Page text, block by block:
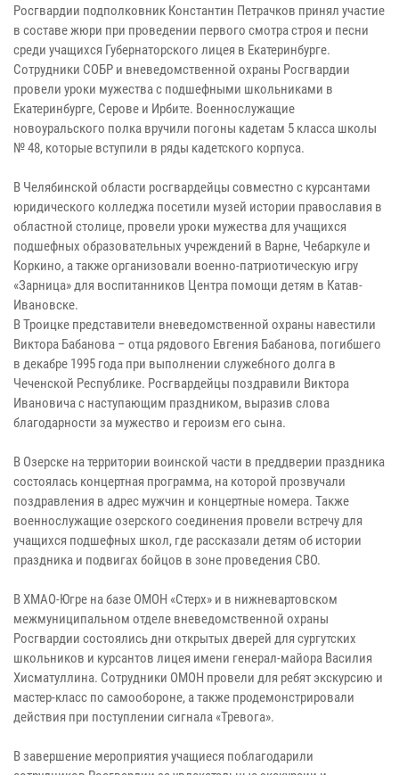
Росгвардии подполковник Константин Петрачков принял участие
в составе жюри при проведении первого смотра строя и песни
среди учащихся Губернаторского лицея в Екатеринбурге.
Сотрудники СОБР и вневедомственной охраны Росгвардии
провели уроки мужества с подшефными школьниками в
Екатеринбурге, Серове и Ирбите. Военнослужащие
новоуральского полка вручили погоны кадетам 5 класса школы
№ 48, которые вступили в ряды кадетского корпуса.
В Челябинской области росгвардейцы совместно с курсантами
юридического колледжа посетили музей истории православия в
областной столице, провели уроки мужества для учащихся
подшефных образовательных учреждений в Варне, Чебаркуле и
Коркино, а также организовали военно-патриотическую игру
«Зарница» для воспитанников Центра помощи детям в Катав-
Ивановске.
В Троицке представители вневедомственной охраны навестили
Виктора Бабанова – отца рядового Евгения Бабанова, погибшего
в декабре 1995 года при выполнении служебного долга в
Чеченской Республике. Росгвардейцы поздравили Виктора
Ивановича с наступающим праздником, выразив слова
благодарности за мужество и героизм его сына.
В Озерске на территории воинской части в преддверии праздника
состоялась концертная программа, на которой прозвучали
поздравления в адрес мужчин и концертные номера. Также
военнослужащие озерского соединения провели встречу для
учащихся подшефных школ, где рассказали детям об истории
праздника и подвигах бойцов в зоне проведения СВО.
В ХМАО-Югре на базе ОМОН «Стерх» и в нижневартовском
межмуниципальном отделе вневедомственной охраны
Росгвардии состоялись дни открытых дверей для сургутских
школьников и курсантов лицея имени генерал-майора Василия
Хисматуллина. Сотрудники ОМОН провели для ребят экскурсию и
мастер-класс по самообороне, а также продемонстрировали
действия при поступлении сигнала «Тревога».
В завершение мероприятия учащиеся поблагодарили